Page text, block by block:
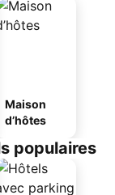
Maison
d’hôtes
populaires